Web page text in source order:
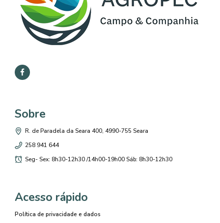
Sobre
R. de Paradela da Seara 400, 4990-755 Seara
258 941 644
Seg- Sex: 8h30-12h30 /14h00-19h00 Sáb: 8h30-12h30
Acesso rápido
Política de privacidade e dados